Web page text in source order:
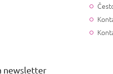
newsletter